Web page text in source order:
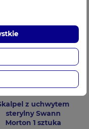
z uchwytem
sterylny Swann
Morton 1 sztuka